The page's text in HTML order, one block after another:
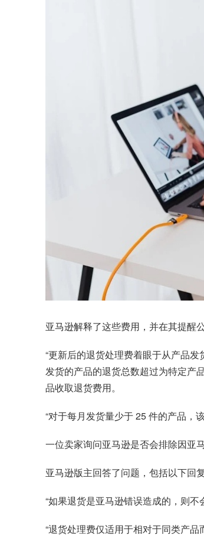
亚马逊解释了这些费用，并在其提醒
“更新后的退货处理费着眼于从产品
发货的产品的退货总数超过为特定产
品收取退货费用。
“对于每月发货量少于 25 件的产品，
一位卖家询问亚马逊是否会排除因亚
亚马逊版主回答了问题，包括以下回
“如果退货是亚马逊错误造成的，则
“退货处理费仅适用于相对于同类产品